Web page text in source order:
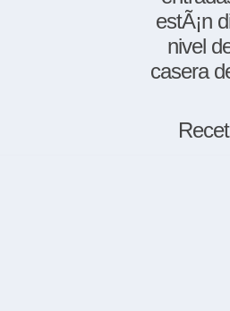
estÃ¡n
nivel
casera